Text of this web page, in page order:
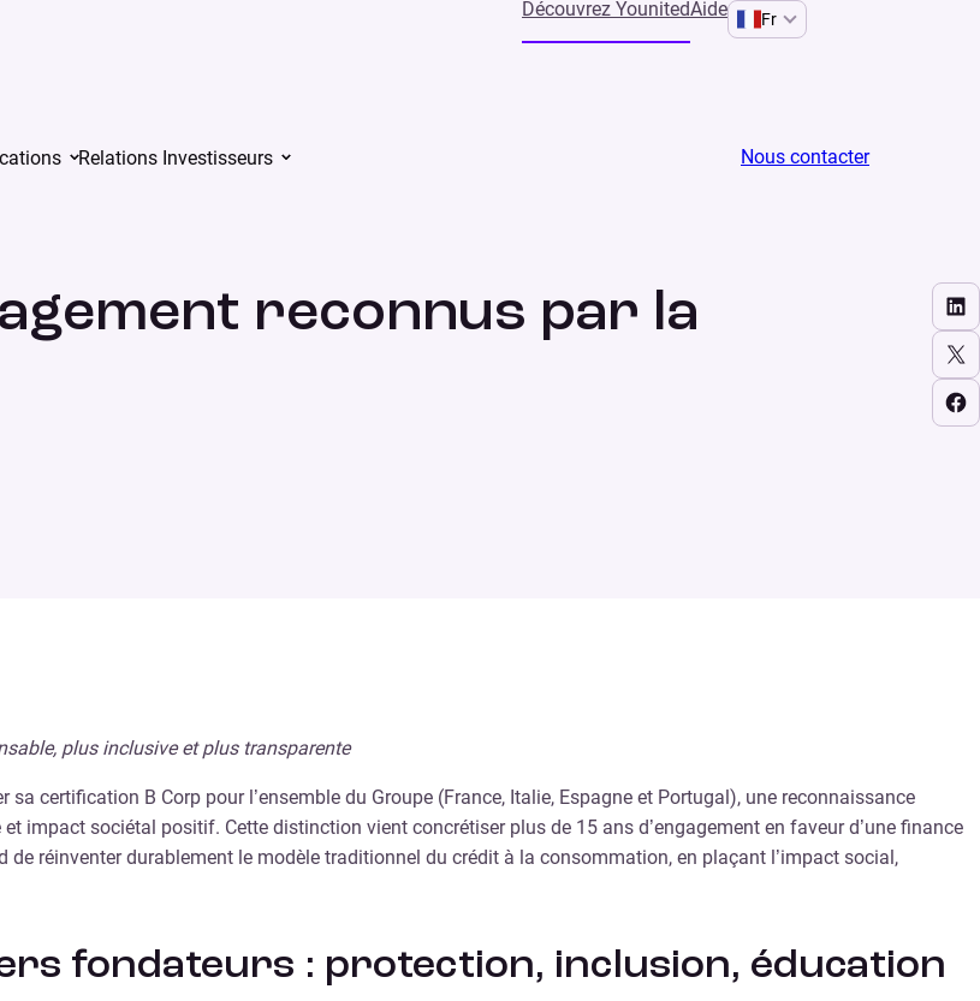
Découvrez YounitedAide Fr
Relations Investisseurs Nous contacter
certification B Corp
reconnus par la
Share on LinkedIn
Share on X
Share on Facebook
plus inclusive et plus transparente
certification B Corp pour l’ensemble du Groupe (France, Italie, Espagne et Portugal), une reconnaissance
impact sociétal positif. Cette distinction vient concrétiser plus de 15 ans d’engagement en faveur d’une finance
réinventer durablement le modèle traditionnel du crédit à la consommation, en plaçant l’impact social,
fondateurs : protection, inclusion, éducation